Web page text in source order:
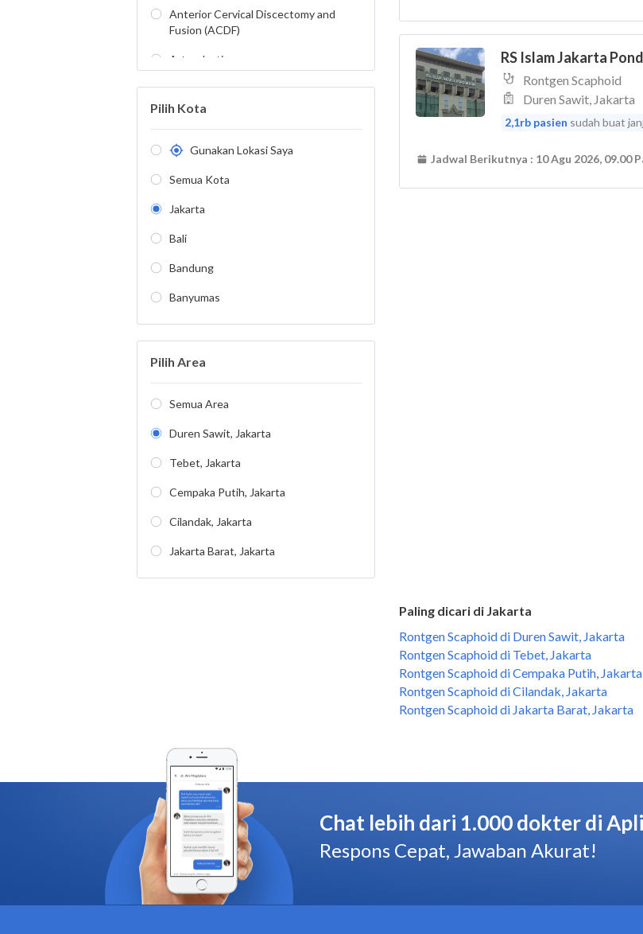
Paling dicari di Jakarta
Rontgen Scaphoid di Duren Sawit, Jakarta
Rontgen Scaphoid di Tebet, Jakarta
Rontgen Scaphoid di Cempaka Putih, Jakarta
Rontgen Scaphoid di Cilandak, Jakarta
Rontgen Scaphoid di Jakarta Barat, Jakarta